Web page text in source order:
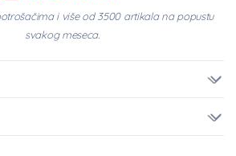
i više od 3500 artikala na popustu
svakog meseca.